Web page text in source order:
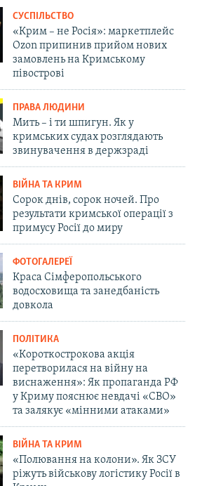
СУСПІЛЬСТВО
«Крим – не Росія»: маркетплейс
Ozon припинив прийом нових
замовлень на Кримському
півострові
ПРАВА ЛЮДИНИ
Мить – і ти шпигун. Як у
кримських судах розглядають
звинувачення в держзраді
ВІЙНА ТА КРИМ
Сорок днів, сорок ночей. Про
результати кримської операції з
примусу Росії до миру
ФОТОГАЛЕРЕЇ
Краса Сімферопольського
водосховища та занедбаність
довкола
ПОЛІТИКА
«Короткострокова акція
перетворилася на війну на
виснаження»: Як пропаганда РФ
у Криму пояснює невдачі «СВО»
та залякує «мінними атаками»
ВІЙНА ТА КРИМ
«Полювання на колони». Як ЗСУ
ріжуть військову логістику Росії в